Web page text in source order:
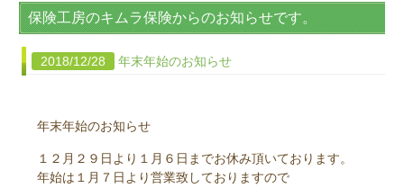
保険工房のキムラ保険からのお知らせです。
2018/12/28 年末年始のお知らせ
年末年始のお知らせ
１２月２９日より１月６日までお休み頂いております。
年始は１月７日より営業致しておりますので